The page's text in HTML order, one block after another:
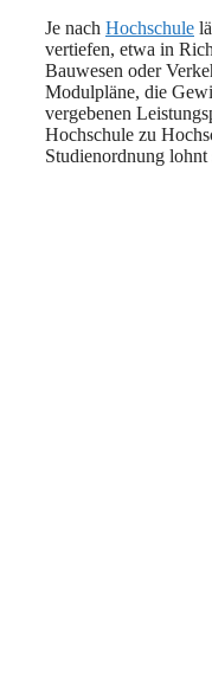
Je nach Hochschule
vertiefen, etwa in
Bauwesen oder
Modulpläne, die
vergebenen
Hochschule zu
Studienordnung